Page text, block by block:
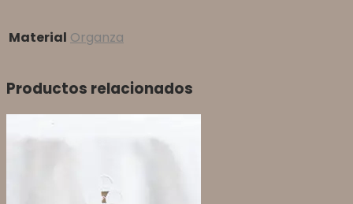
Material Organza
Productos relacionados